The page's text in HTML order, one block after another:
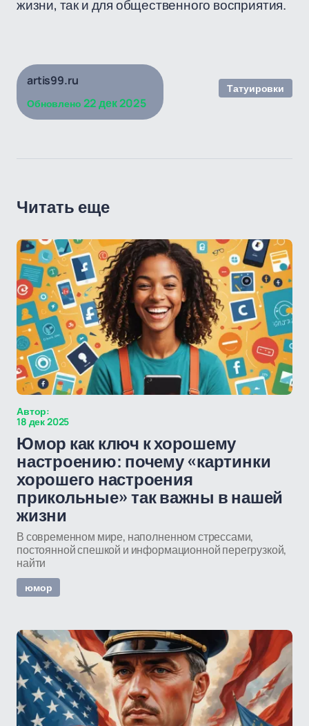
жизни, так и для общественного восприятия.
artis99.ru
Обновлено 22 дек 2025
Татуировки
Читать еще
Автор:
18 дек 2025
Юмор как ключ к хорошему
настроению: почему «картинки
хорошего настроения
прикольные» так важны в нашей
жизни
В современном мире, наполненном стрессами,
постоянной спешкой и информационной перегрузкой,
найти
юмор